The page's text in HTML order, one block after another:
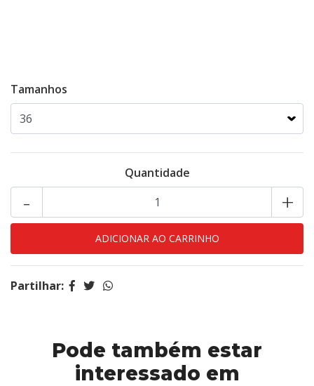
Tamanhos
Quantidade
+
-
Partilhar:
Pode também estar
interessado em